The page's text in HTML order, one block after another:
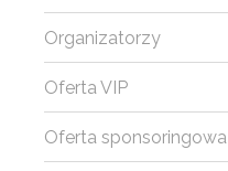
Organizatorzy
Oferta VIP
Oferta sponsoringowa